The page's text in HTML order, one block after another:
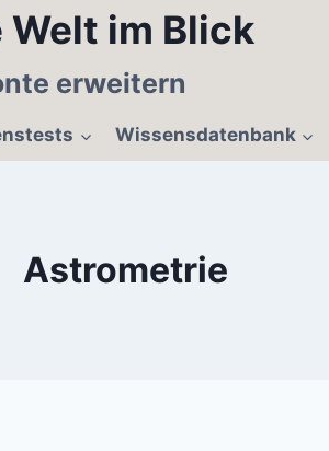
Welt im Blick
erweitern
Wissensdatenbank
Astrometrie